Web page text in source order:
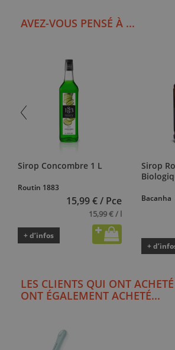
AVEZ-VOUS PENSÉ À ...
Sirop Concombre 1 L
Routin 1883
15,99 € / Pce
15,99 € / l
+ d’infos
Sirop
Bacanha
+
LES CLIENTS QUI ONT
ONT ÉGALEMENT ACHETÉ...